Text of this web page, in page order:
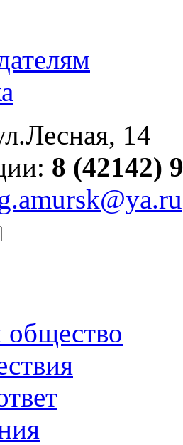
14
8 (42142)
общество